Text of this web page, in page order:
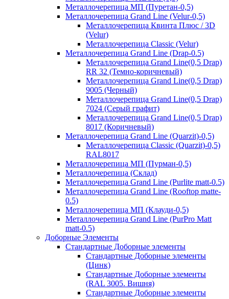
Металлочерепица МП (Пуретан-0,5)
Металлочерепица Grand Line (Velur-0,5)
Металлочерепица Квинта Плюс / 3D
(Velur)
Металлочерепица Classic (Velur)
Металлочерепица Grand Line (Drap-0.5)
Металлочерепица Grand Line(0,5 Drap)
RR 32 (Темно-коричневый)
Металлочерепица Grand Line(0,5 Drap)
9005 (Черный)
Металлочерепица Grand Line(0,5 Drap)
7024 (Серый графит)
Металлочерепица Grand Line(0,5 Drap)
8017 (Коричневый)
Металлочерепица Grand Line (Quarzit)-0,5)
Металлочерепица Classic (Quarzit)-0,5)
RAL8017
Металлочерепица МП (Пурман-0,5)
Металлочерепица (Склад)
Металлочерепица Grand Line (Purlite matt-0.5)
Металлочерепица Grand Line (Rooftop matte-
0.5)
Металлочерепица МП (Клауди-0,5)
Металлочерепица Grand Line (PurPro Matt
matt-0.5)
Доборные Элементы
Стандартные Доборные элементы
Стандартные Доборные элементы
(Цинк)
Стандартные Доборные элементы
(RAL 3005. Вишня)
Стандартные Доборные элементы